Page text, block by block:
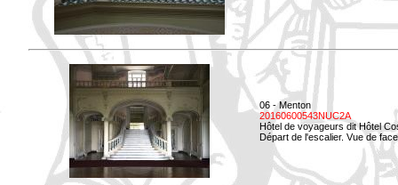
06 - Menton
20160600543NUC2A
Hôtel de voyageurs dit Hôtel
Départ de l'escalier. Vue de